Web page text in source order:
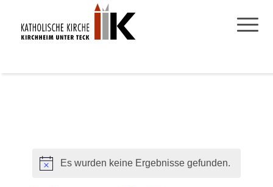
Hinweis
Es wurden keine Ergebnisse gefunden.